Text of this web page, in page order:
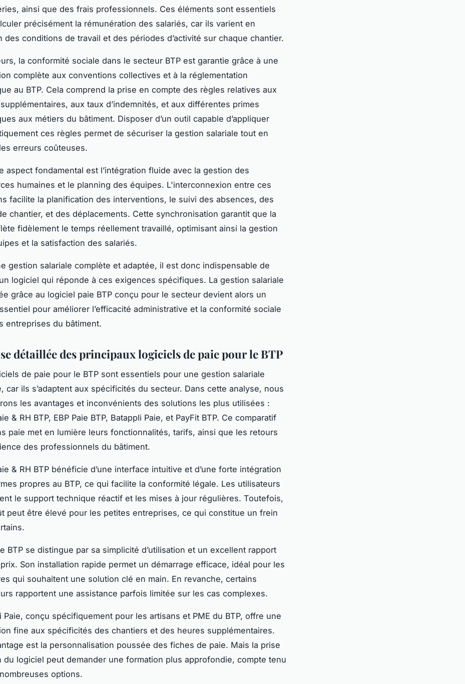
ainsi que des frais professionnels. Ces éléments sont essentiels
précisément la rémunération des salariés, car ils varient en
des conditions de travail et des périodes d’activité sur chaque chantier.
la conformité sociale dans le secteur BTP est garantie grâce à une
complète aux conventions collectives et à la réglementation
au BTP. Cela comprend la prise en compte des règles relatives aux
aux taux d’indemnités, et aux différentes primes
aux métiers du bâtiment. Disposer d’un outil capable d’appliquer
ces règles permet de sécuriser la gestion salariale tout en
erreurs coûteuses.
aspect fondamental est l’intégration fluide avec la gestion des
humaines et le planning des équipes. L'interconnexion entre ces
facilite la planification des interventions, le suivi des absences, des
chantier, et des déplacements. Cette synchronisation garantit que la
fidèlement le temps réellement travaillé, optimisant ainsi la gestion
et la satisfaction des salariés.
gestion salariale complète et adaptée, il est donc indispensable de
logiciel qui réponde à ces exigences spécifiques. La gestion salariale
grâce au logiciel paie BTP conçu pour le secteur devient alors un
pour améliorer l’efficacité administrative et la conformité sociale
entreprises du bâtiment.
détaillée des principaux logiciels de paie pour le BTP
de paie pour le BTP sont essentiels pour une gestion salariale
car ils s’adaptent aux spécificités du secteur. Dans cette analyse, nous
les avantages et inconvénients des solutions les plus utilisées :
& RH BTP, EBP Paie BTP, Batappli Paie, et PayFit BTP. Ce comparatif
paie met en lumière leurs fonctionnalités, tarifs, ainsi que les retours
des professionnels du bâtiment.
& RH BTP bénéficie d’une interface intuitive et d’une forte intégration
propres au BTP, ce qui facilite la conformité légale. Les utilisateurs
le support technique réactif et les mises à jour régulières. Toutefois,
peut être élevé pour les petites entreprises, ce qui constitue un frein
BTP se distingue par sa simplicité d’utilisation et un excellent rapport
Son installation rapide permet un démarrage efficace, idéal pour les
qui souhaitent une solution clé en main. En revanche, certains
rapportent une assistance parfois limitée sur les cas complexes.
Paie, conçu spécifiquement pour les artisans et PME du BTP, offre une
fine aux spécificités des chantiers et des heures supplémentaires.
est la personnalisation poussée des fiches de paie. Mais la prise
du logiciel peut demander une formation plus approfondie, compte tenu
options.